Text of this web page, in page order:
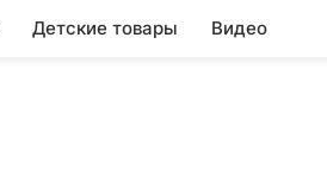
Детские товары Видео